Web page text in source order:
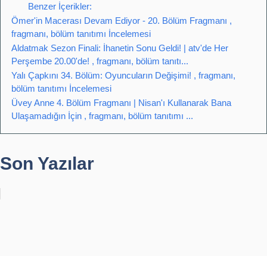
Benzer İçerikler:
Ömer'in Macerası Devam Ediyor - 20. Bölüm Fragmanı ,
fragmanı, bölüm tanıtımı İncelemesi
Aldatmak Sezon Finali: İhanetin Sonu Geldi! | atv'de Her
Perşembe 20.00'de! , fragmanı, bölüm tanıtı...
Yalı Çapkını 34. Bölüm: Oyuncuların Değişimi! , fragmanı,
bölüm tanıtımı İncelemesi
Üvey Anne 4. Bölüm Fragmanı | Nisan'ı Kullanarak Bana
Ulaşamadığın İçin , fragmanı, bölüm tanıtımı ...
Son Yazılar